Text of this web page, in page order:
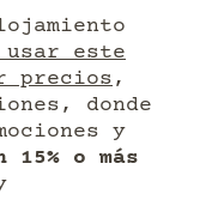
usar este
precios,
donde
y
o más